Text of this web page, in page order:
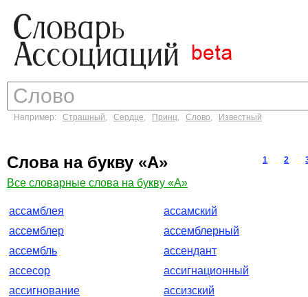
Например: Страшный, Сердце, Принц, Слово, Известный
Слова на букву «А» 1 2
Все словарные слова на букву «А»
ассамблея
ассамский
ассемблер
ассемблерный
ассембль
ассендант
ассесор
ассигнационный
ассигнование
ассизский